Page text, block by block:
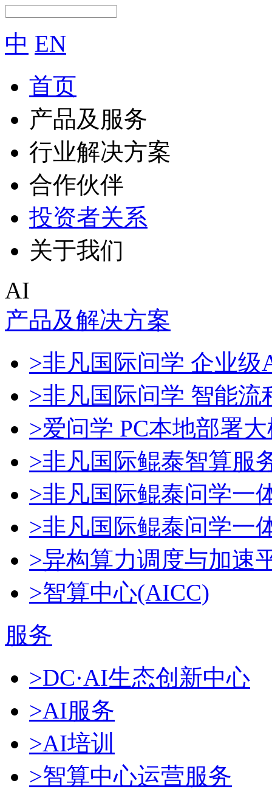
中 EN
首页
产品及服务
行业解决方案
合作伙伴
投资者关系
关于我们
AI
产品及解决方案
>非凡国际问学 企业级
>非凡国际问学 智能流
>爱问学 PC本地部署
>非凡国际鲲泰智算服
>非凡国际鲲泰问学一
>非凡国际鲲泰问学一
>异构算力调度与加速
>智算中心(AICC)
服务
>DC·AI生态创新中心
>AI服务
>AI培训
>智算中心运营服务